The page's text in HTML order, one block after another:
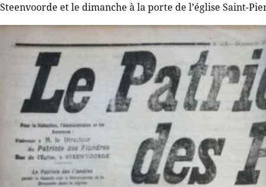
Steenvoorde et le dimanche à la porte de l’église Saint-